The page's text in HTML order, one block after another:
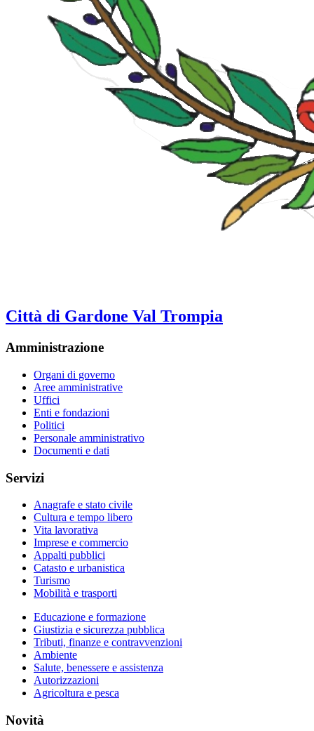
Città di Gardone Val Trompia
Amministrazione
Organi di governo
Aree amministrative
Uffici
Enti e fondazioni
Politici
Personale amministrativo
Documenti e dati
Servizi
Anagrafe e stato civile
Cultura e tempo libero
Vita lavorativa
Imprese e commercio
Appalti pubblici
Catasto e urbanistica
Turismo
Mobilità e trasporti
Educazione e formazione
Giustizia e sicurezza pubblica
Tributi, finanze e contravvenzioni
Ambiente
Salute, benessere e assistenza
Autorizzazioni
Agricoltura e pesca
Novità